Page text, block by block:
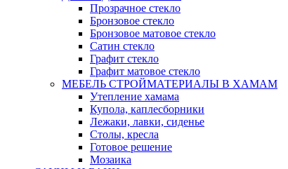
Прозрачное стекло
Бронзовое стекло
Бронзовое матовое стекло
Сатин стекло
Графит стекло
Графит матовое стекло
МЕБЕЛЬ СТРОЙМАТЕРИАЛЫ В ХАМАМ
Утепление хамама
Купола, каплесборники
Лежаки, лавки, сиденье
Столы, кресла
Готовое решение
Мозаика